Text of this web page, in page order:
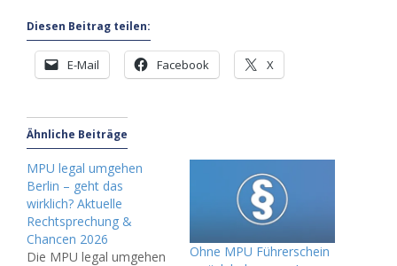
Diesen Beitrag teilen:
E-Mail Facebook X
Ähnliche Beiträge
MPU legal umgehen
Berlin – geht das
wirklich? Aktuelle
Rechtsprechung &
Chancen 2026
Die MPU legal umgehen
Ohne MPU Führerschein